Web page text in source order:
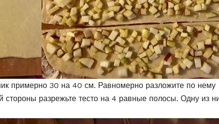
примерно 30 на 40 см. Равномерно разложите по нему
стороны разрежьте тесто на 4 равные полосы. Одну из